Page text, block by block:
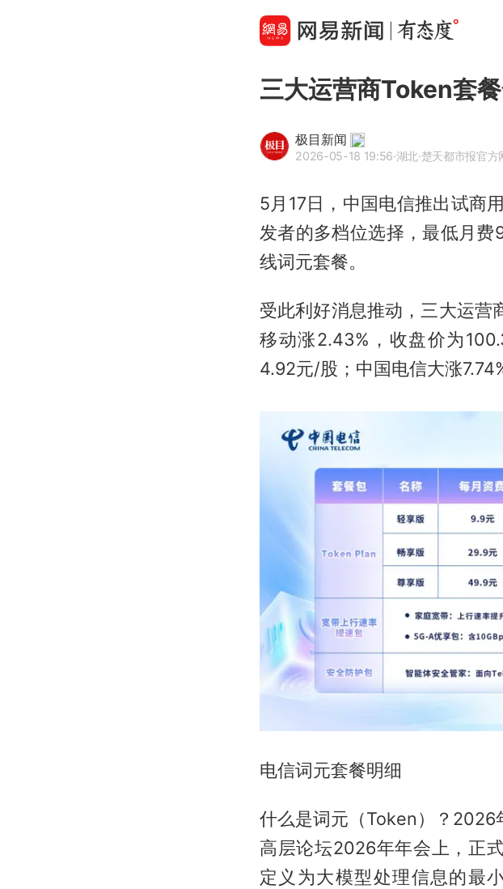
三大运营商Token套
极目新闻
2026-05-18 19:56·湖北·楚天都市报官方
5月17日，中国电信推出试商
发者的多档位选择，最低月
线词元套餐。
受此利好消息推动，三大运营
移动涨2.43%，收盘价为
4.92元/股；中国电信大涨
电信词元套餐明细
什么是词元（Token）？2026
高层论坛2026年年会上，正
定义为大模型处理信息的最